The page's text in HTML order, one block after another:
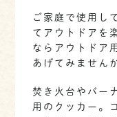
ご家庭で使用し
てアウトドアを
ならアウトドア
あげてみません
焚き火台やバー
用のクッカー。